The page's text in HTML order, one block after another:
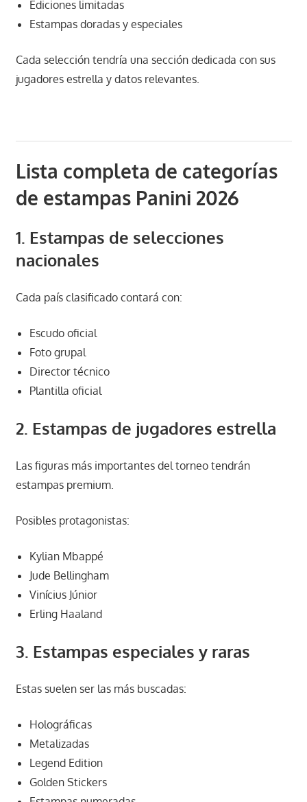
Ediciones limitadas
Estampas doradas y especiales
Cada selección tendría una sección dedicada con sus
jugadores estrella y datos relevantes.
Lista completa de categorías
de estampas Panini 2026
1. Estampas de selecciones
nacionales
Cada país clasificado contará con:
Escudo oficial
Foto grupal
Director técnico
Plantilla oficial
2. Estampas de jugadores estrella
Las figuras más importantes del torneo tendrán
estampas premium.
Posibles protagonistas:
Kylian Mbappé
Jude Bellingham
Vinícius Júnior
Erling Haaland
3. Estampas especiales y raras
Estas suelen ser las más buscadas:
Holográficas
Metalizadas
Legend Edition
Golden Stickers